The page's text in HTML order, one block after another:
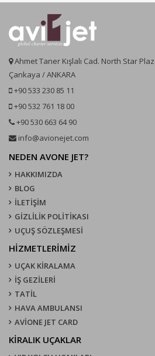
Ahmet Taner Kışlalı Cad. North Star
Çankaya / ANKARA
+90 533 230 85 11
+90 532 761 18 00
+90 530 663 64 90
info@avionejet.com
NEDEN AVONE JET?
HAKKIMIZDA
BLOG
İLETİŞİM
GİZLİLİK POLİTİKASI
UÇUŞ SÖZLEŞMESI
HİZMETLERİMİZ
UÇAK KIRALAMA
İŞ GEZİLERİ
TATİL
HAVA AMBULANSI
AVİONE JET CARD
KIRALIK UÇAKLAR